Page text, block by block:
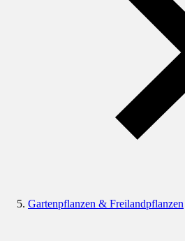
Gartenpflanzen & Freilandpflanzen